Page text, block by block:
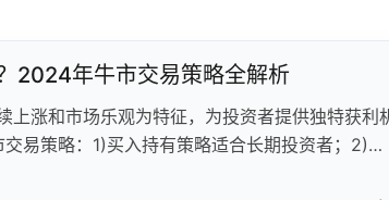
2024年牛市交易策略全解析
上涨和市场乐观为特征，为投资者提供独特获利
易策略：1)买入持有策略适合长期投资者；2)动